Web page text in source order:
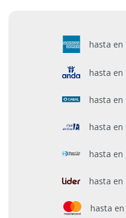
hasta en
hasta en
hasta en
hasta en
hasta en
hasta en
hasta en
Piscinas e Inflables